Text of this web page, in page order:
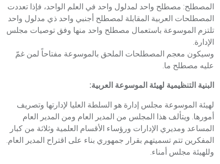
المصطلح: مصطلح واحد لمدلول واحد في العلم الواحد، فإذا تعددت
المصطلحات العربية المقابلة لمصطلح أجنبي واحد ذي مدلول واحد
تلتزم الموسوعة باستعمال مصطلح واحد منها وفق توصيات مجلس
الإدارة.
وسيكون معجم المصطلحات الملحق بالموسوعة مفتاحاً لمن غمّ
عليه مصطلح ما.
البنية التنظيمية لهيئة الموسوعة العربية:
لهيئة الموسوعة مجلس إدارة هو السلطة العليا لإدارتها وتصريف
أمورها. ويتألف هذا المجلس من المدير العام ومن المدير العام
المساعد ومديري الإدارات ورؤساء الأقسام العلمية وثلاثة من كبار
المفكرين تتم تسميتهم بقرار جمهوري بناء على اقتراح المدير العام.
وللهيئة مجلس أمناء.